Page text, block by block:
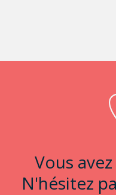
Vous
N'hésitez